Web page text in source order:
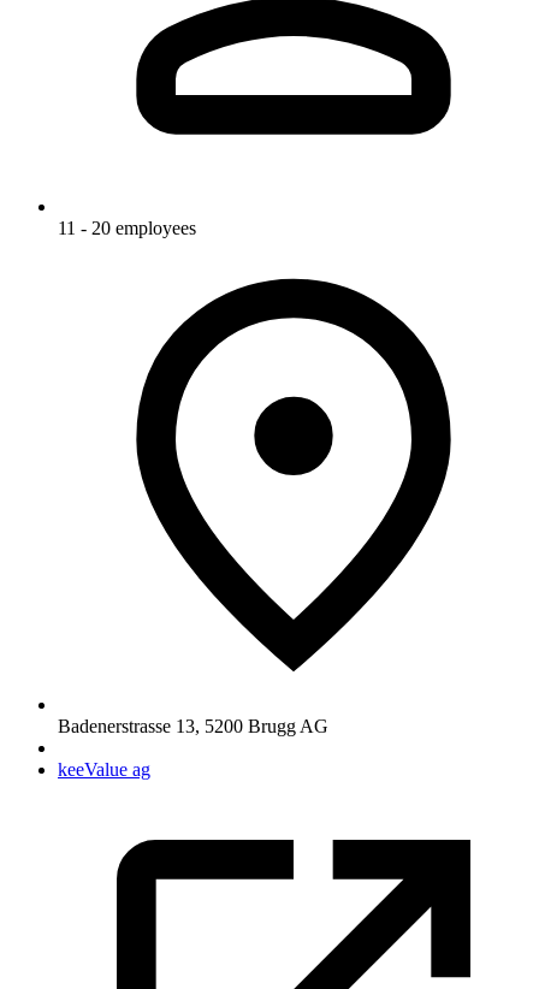
11 - 20 employees
Badenerstrasse 13, 5200 Brugg AG
keeValue ag